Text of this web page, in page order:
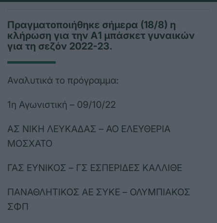
Πραγματοποιήθηκε σήμερα (18/8) η
κλήρωση για την Α1 μπάσκετ γυναικών
για τη σεζόν 2022-23.
Αναλυτικά το πρόγραμμα:
1η Αγωνιστική – 09/10/22
ΑΣ ΝΙΚΗ ΛΕΥΚΑΔΑΣ – ΑΟ ΕΛΕΥΘΕΡΙΑ
ΜΟΣΧΑΤΟ
ΓΑΣ ΕΥΝΙΚΟΣ – ΓΣ ΕΣΠΕΡΙΔΕΣ ΚΑΛΛΙΘΕ
ΠΑΝΑΘΛΗΤΙΚΟΣ ΑΕ ΣΥΚΕ – ΟΛΥΜΠΙΑΚΟΣ
ΣΦΠ